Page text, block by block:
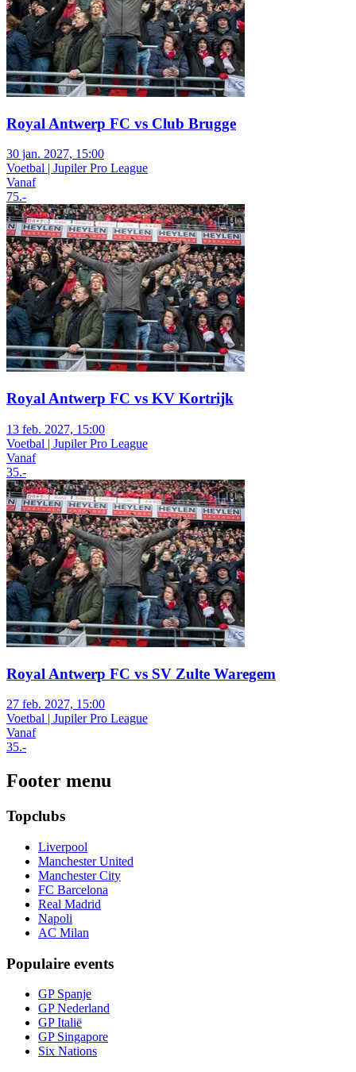
Royal Antwerp FC vs Club Brugge
30 jan. 2027, 15:00
Voetbal | Jupiler Pro League
Vanaf
75.-
Royal Antwerp FC vs KV Kortrijk
13 feb. 2027, 15:00
Voetbal | Jupiler Pro League
Vanaf
35.-
Royal Antwerp FC vs SV Zulte Waregem
27 feb. 2027, 15:00
Voetbal | Jupiler Pro League
Vanaf
35.-
Footer menu
Topclubs
Liverpool
Manchester United
Manchester City
FC Barcelona
Real Madrid
Napoli
AC Milan
Populaire events
GP Spanje
GP Nederland
GP Italië
GP Singapore
Six Nations